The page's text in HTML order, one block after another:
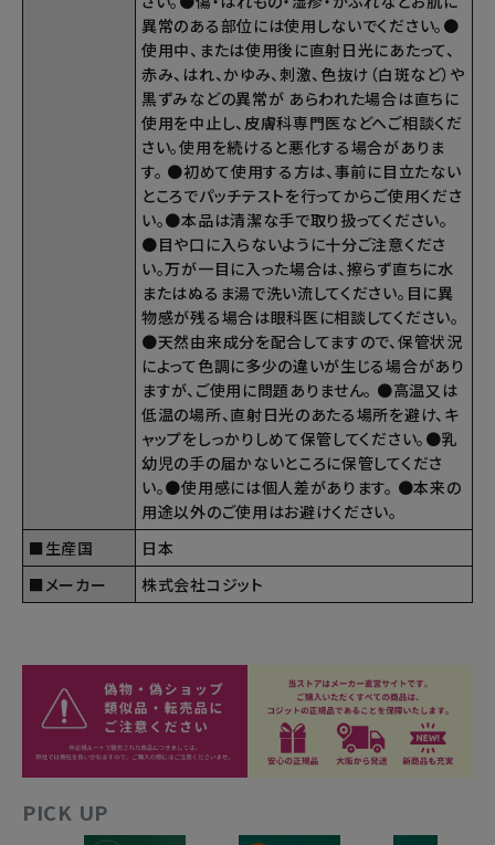
異常のある部位には使用しないでください。●
使用中、または使用後に直射日光にあたって、
赤み、はれ、かゆみ、刺激、色抜け（白斑など）や
黒ずみなどの異常が あらわれた場合は直ちに
使用を中止し、皮膚科専門医などへご相談くだ
さい。使用を続けると悪化する場合がありま
す。 ●初めて使用する方は、事前に目立たない
ところでパッチテストを行ってからご使用くださ
い。●本品は清潔な手で取り扱ってください。
●目や口に入らないように十分ご注意くださ
い。万が一目に入った場合は、擦らず直ちに水
またはぬるま湯で洗い流してください。目に異
物感が残る場合は眼科医に相談してください。
●天然由来成分を配合してますので、保管状況
によって色調に多少の違いが生じる場合があり
ますが、ご使用に問題ありません。 ●高温又は
低温の場所、直射日光のあたる場所を避け、キ
ャップをしっかりしめて保管してください。●乳
幼児の手の届かないところに保管してくださ
い。●使用感には個人差があります。 ●本来の
用途以外のご使用はお避けください。
■生産国
日本
■メーカー
株式会社コジット
PICK UP